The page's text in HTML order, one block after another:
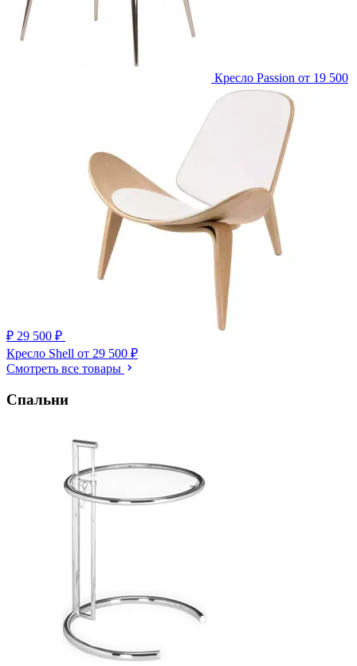
Кресло Passion от 19 500
₽ 29 500 ₽
Кресло Shell от 29 500 ₽
Смотреть все товары
Спальни